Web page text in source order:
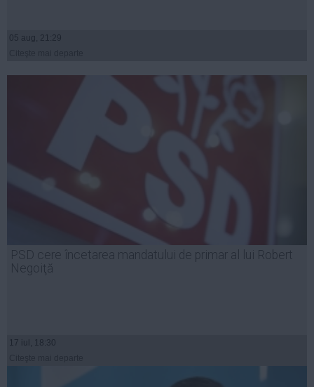
05 aug, 21:29
PSD cere încetarea mandatului de primar al lui Robert
Negoiţă
17 iul, 18:30